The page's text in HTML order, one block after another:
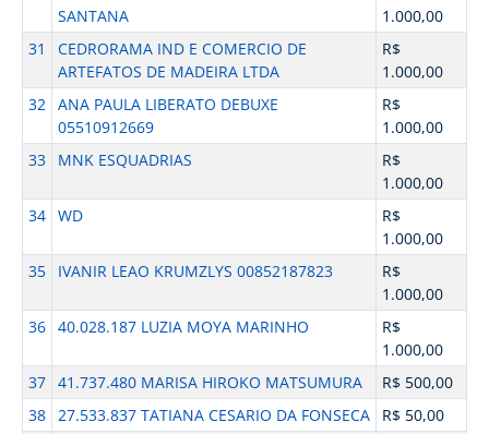
SANTANA
1.000,00
31
CEDRORAMA IND E COMERCIO DE
ARTEFATOS DE MADEIRA LTDA
R$
1.000,00
32 ANA PAULA LIBERATO DEBUXE
05510912669
R$
1.000,00
33
MNK ESQUADRIAS
R$
1.000,00
34 WD
R$
1.000,00
35
IVANIR LEAO KRUMZLYS 00852187823
R$
1.000,00
36 40.028.187 LUZIA MOYA MARINHO
R$
1.000,00
37 41.737.480 MARISA HIROKO MATSUMURA
R$ 500,00
38 27.533.837 TATIANA CESARIO DA FONSECA
R$ 50,00